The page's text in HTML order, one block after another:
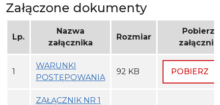
Załączone dokumenty
Lp.
Nazwa
załącznika
Rozmiar
Pobierz
załącznik
1
WARUNKI
POSTĘPOWANIA
92 KB POBIERZ
ZAŁĄCZNIK NR 1